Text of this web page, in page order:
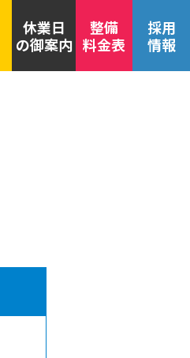
休業日
の御案内
整備
料金表
採用
情報